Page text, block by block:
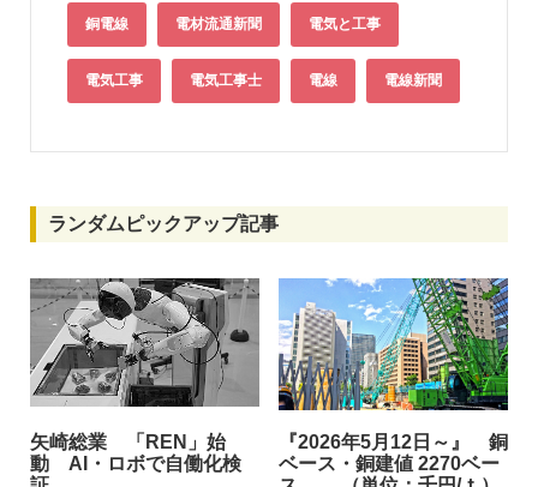
銅電線 電材流通新聞 電気と工事
電気工事 電気工事士 電線 電線新聞
ランダムピックアップ記事
矢崎総業 「REN」始
動 AI・ロボで自働化検
『2026年5月12日～』 銅
ベース・銅建値 2270ベー